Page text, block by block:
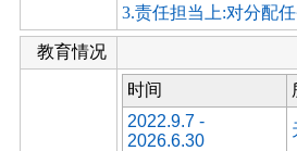
3.责任担当上:对分配
教育情况
时间
2022.9.7 -
2026.6.30